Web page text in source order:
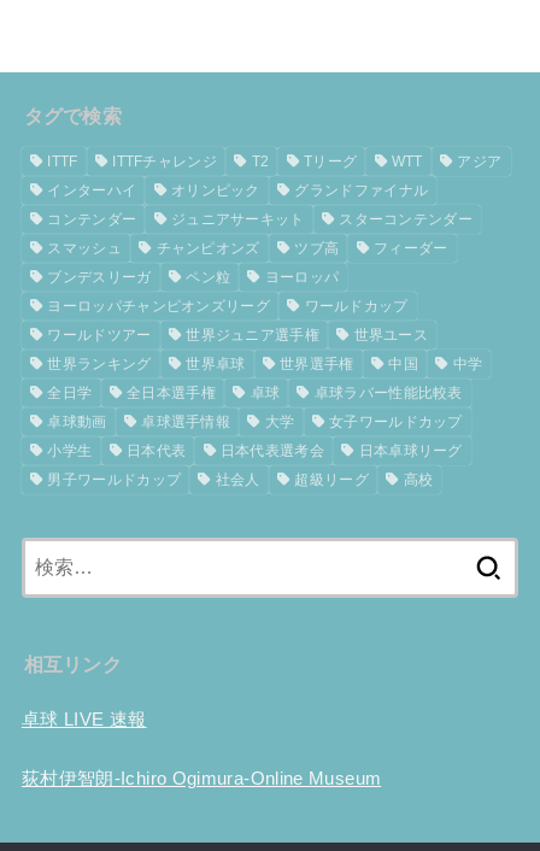
タグで検索
ITTF ITTFチャレンジ T2 Tリーグ WTT
アジア
インターハイ
オリンピック
グランドファイナル
コンテンダー
ジュニアサーキット
スターコンテンダー
スマッシュ
チャンピオンズ ツブ高
フィーダー
ブンデスリーガ
ペン粒
ヨーロッパ
ヨーロッパチャンピオンズリーグ
ワールドカップ
ワールドツアー
世界ジュニア選手権
世界ユース
世界ランキング
世界卓球 世界選手権 中国
中学
全日学
全日本選手権 卓球
卓球ラバー性能比較表
卓球動画
卓球選手情報 大学
女子ワールドカップ
小学生
日本代表 日本代表選考会
日本卓球リーグ
男子ワールドカップ
社会人 超級リーグ 高校
相互リンク
卓球 LIVE 速報
荻村伊智朗-Ichiro Ogimura-Online Museum